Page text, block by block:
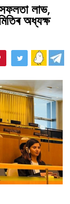
লাভ,
অধ্যক্ষ